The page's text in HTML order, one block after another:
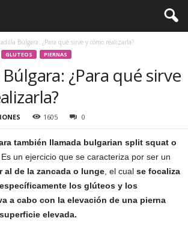
Búlgara: ¿Para qué sirve y cómo realizarla?
GLUTEOS PIERNAS
¿Para qué sirve
1605 0
también llamada bulgarian split squat o
. Es un ejercicio que se caracteriza por ser un
al de la zancada o lunge , el cual se focaliza
los glúteos y los
a cabo con la elevación de una pierna
elevada.